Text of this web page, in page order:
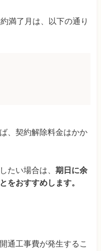
満了月は、以下の通り
、契約解除料金はかか
たい場合は、 期日に余
をおすすめします。
通工事費が発生するこ